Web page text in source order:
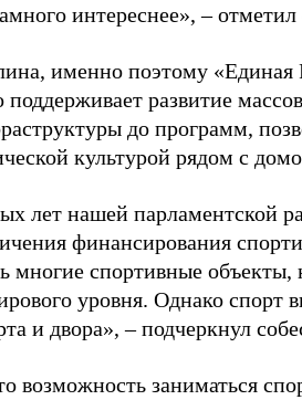
интереснее», – отметил
именно поэтому «Единая
поддерживает развитие
до программ,
культурой рядом с
лет нашей парламентской
финансирования
многие спортивные
уровня. Однако спорт
и двора», – подчеркнул
возможность заниматься